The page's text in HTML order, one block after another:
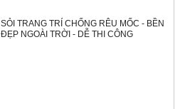
SỎI TRANG TRÍ CHỐNG RÊU MỐC - BỀN
ĐẸP NGOÀI TRỜI - DỄ THI CÔNG